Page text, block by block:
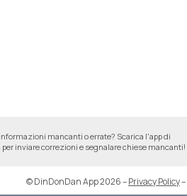
mancanti o errate? Scarica l'app di
per inviare correzioni e segnalare chiese mancanti!
© DinDonDan App 2026–Privacy Policy–